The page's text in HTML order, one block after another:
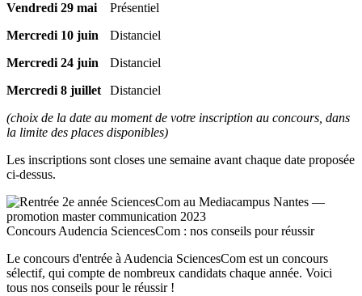
Vendredi 29 mai
Présentiel
Mercredi 10 juin
Distanciel
Mercredi 24 juin
Distanciel
Mercredi 8 juillet Distanciel
(choix de la date au moment de votre inscription au concours, dans
la limite des places disponibles)
Les inscriptions sont closes une semaine avant chaque date proposée
ci-dessus.
Concours Audencia SciencesCom : nos conseils pour réussir
Le concours d'entrée à Audencia SciencesCom est un concours
sélectif, qui compte de nombreux candidats chaque année. Voici
tous nos conseils pour le réussir !